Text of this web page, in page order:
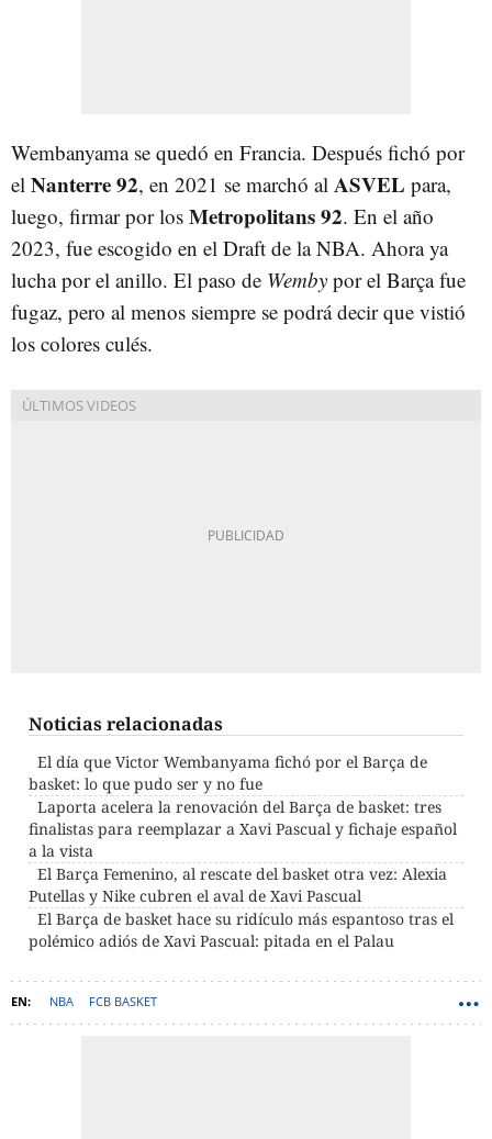
Wembanyama se quedó en Francia. Después fichó por
el Nanterre 92, en 2021 se marchó al ASVEL para,
luego, firmar por los Metropolitans 92. En el año
2023, fue escogido en el Draft de la NBA. Ahora ya
lucha por el anillo. El paso de Wemby por el Barça fue
fugaz, pero al menos siempre se podrá decir que vistió
los colores culés.
Noticias relacionadas
El día que Victor Wembanyama fichó por el Barça de
basket: lo que pudo ser y no fue
Laporta acelera la renovación del Barça de basket: tres
finalistas para reemplazar a Xavi Pascual y fichaje español
a la vista
El Barça Femenino, al rescate del basket otra vez: Alexia
Putellas y Nike cubren el aval de Xavi Pascual
El Barça de basket hace su ridículo más espantoso tras el
polémico adiós de Xavi Pascual: pitada en el Palau
NBA FCB BASKET